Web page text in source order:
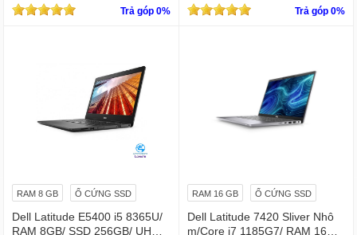
Trả góp 0% Trả góp 0%
RAM 8 GB Ổ CỨNG SSD
Dell Latitude E5400 i5 8365U/
RAM 8GB/ SSD 256GB/ UHD
RAM 16 GB Ổ CỨNG SSD
Dell Latitude 7420 Sliver Nhô
m/Core i7 1185G7/ RAM 16Gb/